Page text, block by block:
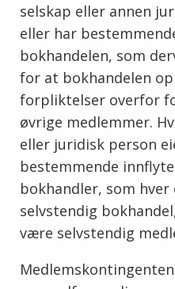
selskap eller annen
eller har
bokhandelen, som
for at bokhandelen
forpliktelser overfor
øvrige medlemmer.
eller juridisk person
bestemmende
bokhandler, som
selvstendig
være selvstendig